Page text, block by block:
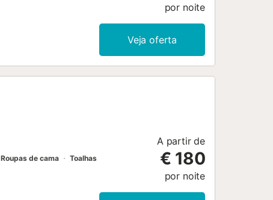
por noite
Veja oferta
Roupas de cama Toalhas
A partir de
€ 180
por noite